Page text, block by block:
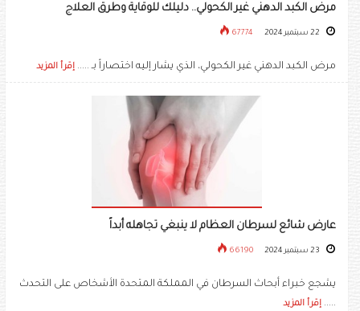
مرض الكبد الدهني غير الكحولي.. دليلك للوقاية وطرق العلاج
67774
مرض الكبد الدهني غير الكحولي، الذي يشار إليه اختصاراً بـ ..... إقرأ المزيد
عارض شائع لسرطان العظام لا ينبغي تجاهله أبداً
66190
يشجع خبراء أبحاث السرطان في المملكة المتحدة الأشخاص على التحدث
..... إقرأ المزيد